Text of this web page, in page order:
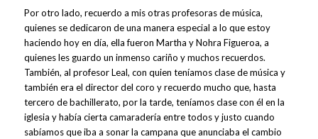
Por otro lado, recuerdo a mis otras profesoras de música,
quienes se dedicaron de una manera especial a lo que estoy
haciendo hoy en día, ella fueron Martha y Nohra Figueroa, a
quienes les guardo un inmenso cariño y muchos recuerdos.
También, al profesor Leal, con quien teníamos clase de música y
también era el director del coro y recuerdo mucho que, hasta
tercero de bachillerato, por la tarde, teníamos clase con él en la
iglesia y había cierta camaradería entre todos y justo cuando
sabíamos que iba a sonar la campana que anunciaba el cambio